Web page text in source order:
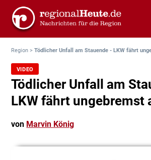
Region >Tödlicher Unfall am Stauende - LKW fährt
VIDEO
Tödlicher Unfall am
LKW fährt ungebremst
von Marvin König